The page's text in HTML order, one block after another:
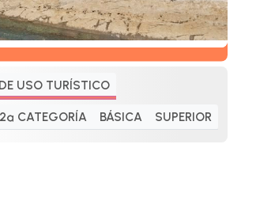
USO TURÍSTICO
2ª CATEGORÍA BÁSICA SUPERIOR